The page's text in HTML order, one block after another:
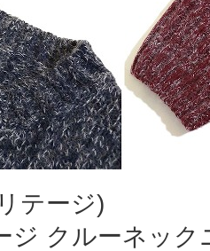
テージ)
ジ クルーネック